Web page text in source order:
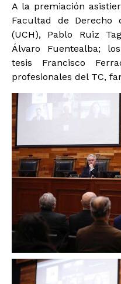
A la premiación
Facultad de Derecho
(UCH), Pablo Ruiz
Álvaro Fuentealba;
tesis Francisco
profesionales del TC,